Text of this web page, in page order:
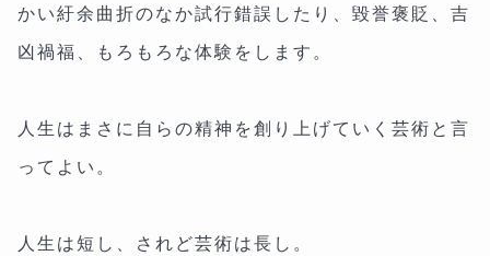
かい紆余曲折のなか試行錯誤したり、毀誉褒貶、吉
凶禍福、もろもろな体験をします。
人生はまさに自らの精神を創り上げていく芸術と言
ってよい。
人生は短し、されど芸術は長し。